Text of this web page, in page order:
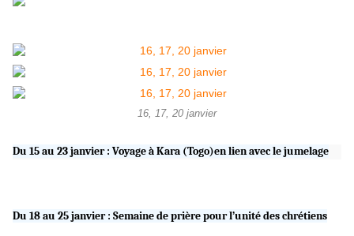
16, 17, 20 janvier
Du 15 au 23 janvier : Voyage à Kara (Togo)en lien avec le jumelage
Du 18 au 25 janvier : Semaine de prière pour l’unité des chrétiens